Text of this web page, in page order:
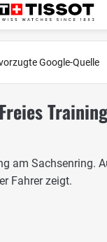
Google-Quelle
am Sachsenring.
Fahrer zeigt.